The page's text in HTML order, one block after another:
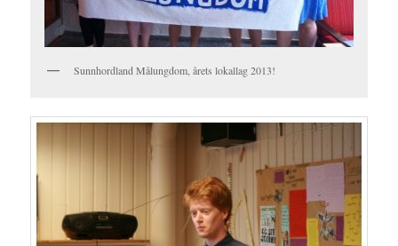
Sunnhordland Målungdom, årets lokallag 2013!